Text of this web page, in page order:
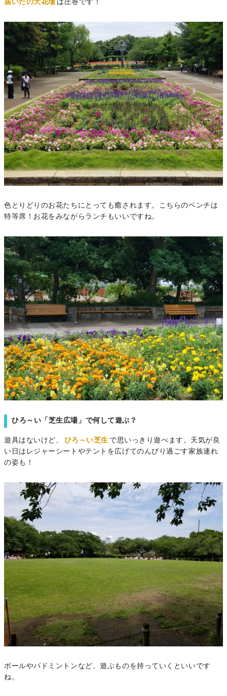
届いたの大花壇 は圧巻です！
色とりどりのお花たちにとっても癒されます。こちらのベンチは
特等席！お花をみながらランチもいいですね。
ひろ～い「芝生広場」で何して遊ぶ？
遊具はないけど、 ひろ～い芝生 で思いっきり遊べます。天気が良
い日はレジャーシートやテントを広げてのんびり過ごす家族連れ
の姿も！
ボールやバドミントンなど、遊ぶものを持っていくといいです
ね。